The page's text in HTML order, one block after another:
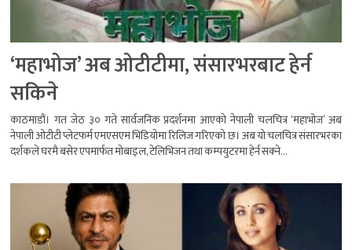
‘महाभोज’ अब ओटीटीमा, संसारभरबाट हेर्न
सकिने
काठमाडौं। गत जेठ ३० गते सार्वजनिक प्रदर्शनमा आएको नेपाली चलचित्र ‘महाभोज’ अब
नेपाली ओटीटी प्लेटफर्म एमएसएम भिडियोमा रिलिज गरिएको छ। अब यो चलचित्र संसारभरका
दर्शकले घरमै बसेर एपमार्फत मोबाइल, टेलिभिजन तथा कम्पयुटरमा हेर्न सक्ने...